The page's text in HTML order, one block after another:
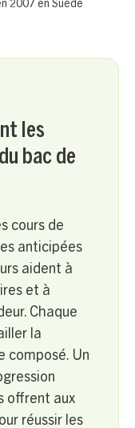
2007 en Suède
les
bac de
cours de
anticipées
aident à
et à
Chaque
la
composé. Un
offrent aux
réussir les